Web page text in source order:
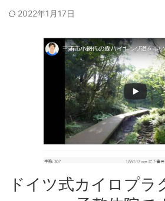
2022年1月17日
ドイツ式カイロプラ